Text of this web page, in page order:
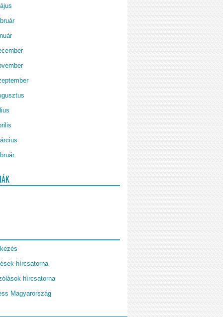
hírcsatorna
hírcsatorna
Magyarország